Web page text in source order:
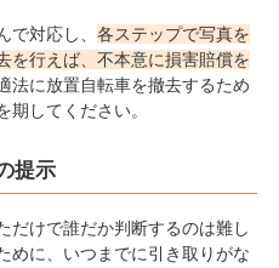
で対応し、 各ステップで写真を
を行えば、不本意に損害賠償を
法に放置自転車を撤去するため
期してください。
提示
だけで誰だか判断するのは難し
めに、いつまでに引き取りがな